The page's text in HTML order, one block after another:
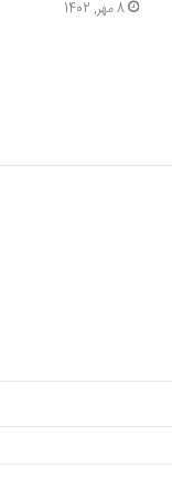
8 مهر, 1402